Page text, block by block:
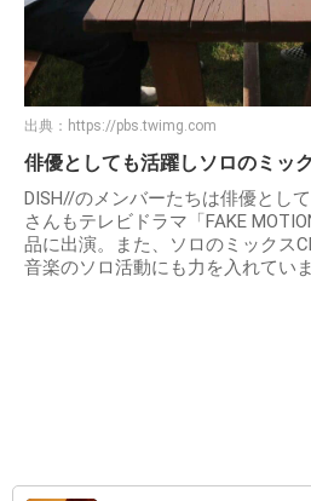
出典： https://pbs.twimg.com
俳優としても活躍しソロのミッ
DISH//のメンバーたちは俳優とし
さんもテレビドラマ「FAKE
品に出演。また、ソロのミックス
音楽のソロ活動にも力を入れていま